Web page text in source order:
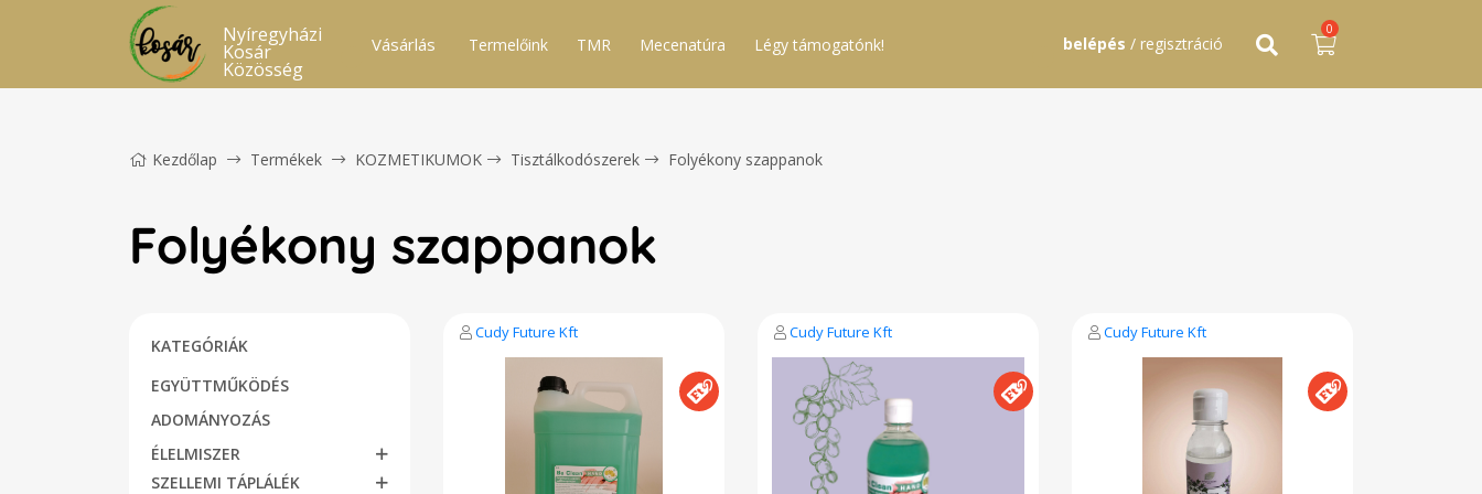
Nyíregyházi
Kosár
Közösség
Vásárlás Termelőink TMR Mecenatúra Légy támogatónk! belépés / regisztráció
0
Kezdőlap Termékek KOZMETIKUMOK Tisztálkodószerek Folyékony szappanok
Folyékony szappanok
KATEGÓRIÁK
EGYÜTTMŰKÖDÉS
ADOMÁNYOZÁS
ÉLELMISZER
SZELLEMI TÁPLÁLÉK
Cudy Future Kft Cudy Future Kft Cudy Future Kft